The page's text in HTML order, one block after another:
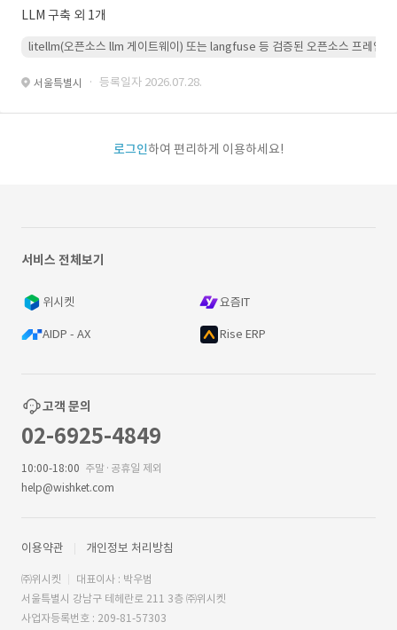
LLM 구축 외 1개
litellm(오픈소스 llm 게이트웨이) 또는 langfuse 등 검증된 오픈소스 프레임워
서울특별시 · 등록일자 2026.07.28.
로그인하여 편리하게 이용하세요!
서비스 전체보기
위시켓 요즘IT
AIDP - AX Rise ERP
고객 문의
02-6925-4849
10:00-18:00 주말·공휴일 제외
help@wishket.com
이용약관 개인정보 처리방침
㈜위시켓
대표이사 : 박우범
서울특별시 강남구 테헤란로 211 3층 ㈜위시켓
사업자등록번호 : 209-81-57303